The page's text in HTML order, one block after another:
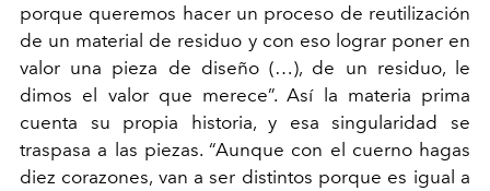
porque queremos hacer un proceso de reutilización
de un material de residuo y con eso lograr poner en
valor una pieza de diseño (…), de un residuo, le
dimos el valor que merece”. Así la materia prima
cuenta su propia historia, y esa singularidad se
traspasa a las piezas. “Aunque con el cuerno hagas
diez corazones, van a ser distintos porque es igual a